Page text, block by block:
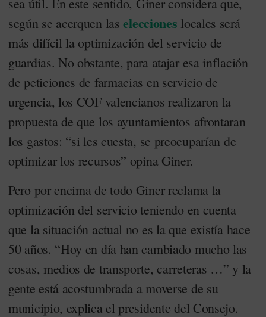
según se acerquen laselecciones locales será
más difícil la optimización del servicio de
guardias. No obstante, para atajar esa inflación
de peticiones de farmacias en servicio de
urgencia, los COF valencianos realizaron la
propuesta de que los ayuntamientos afrontaran
los gastos: “si les cuesta, se preocuparían de
optimizar los recursos” opina Giner.
Pero por encima de todo Giner reclama la
optimización del servicio teniendo en cuenta
que la situación actual no es la que existía hace
50 años. “Hoy en día han cambiado mucho las
cosas, medios de transporte, carreteras …” y la
gente está acostumbrada a moverse de su
municipio, explica el presidente del Consejo.